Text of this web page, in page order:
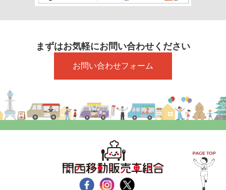
まずはお気軽にお問い合わせください
お問い合わせフォーム